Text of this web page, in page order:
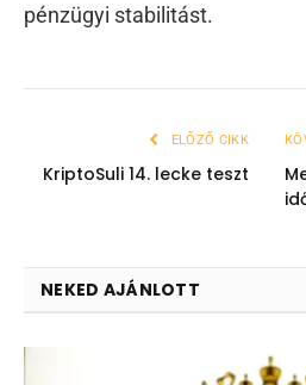
pénzügyi stabilitást.
ELŐZŐ CIKK
KriptoSuli 14. lecke teszt
NEKED AJÁNLOTT